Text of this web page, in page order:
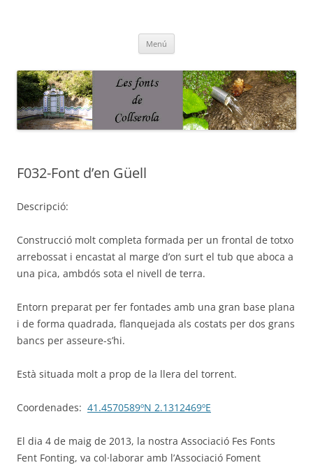
Menú
F032-Font d’en Güell
Descripció:
Construcció molt completa formada per un frontal de totxo
arrebossat i encastat al marge d’on surt el tub que aboca a
una pica, ambdós sota el nivell de terra.
Entorn preparat per fer fontades amb una gran base plana
i de forma quadrada, flanquejada als costats per dos grans
bancs per asseure-s’hi.
Està situada molt a prop de la llera del torrent.
Coordenades: 41.4570589ºN 2.1312469ºE
El dia 4 de maig de 2013, la nostra Associació Fes Fonts
Fent Fonting, va col·laborar amb l’Associació Foment